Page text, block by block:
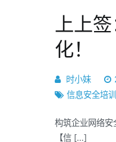
上上
化！
时小妹
信息安全培
构筑企业网络安
【信 […]